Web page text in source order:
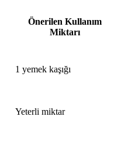
Önerilen Kullanım
Miktarı
1 yemek kaşığı
Yeterli miktar